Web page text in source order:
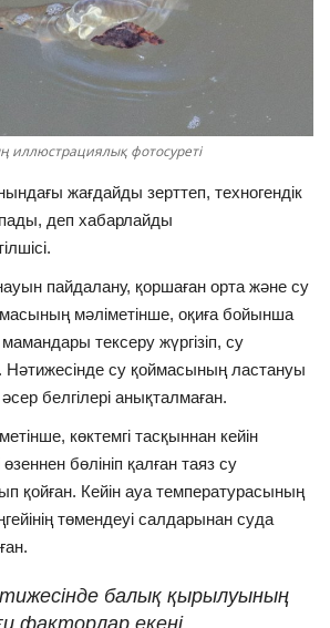
иллюстрациялық фотосуреті
жағдайды зерттеп, техногендік
деп хабарлайды
пайдалану, қоршаған орта және су
мәліметінше, оқиға бойынша
мамандары тексеру жүргізіп, су
Нәтижесінде су қоймасының ластануы
белгілері анықталмаған.
көктемгі тасқыннан кейін
бөлініп қалған таяз су
қойған. Кейін ауа температурасының
төмендеуі салдарынан суда
балық қырылуының